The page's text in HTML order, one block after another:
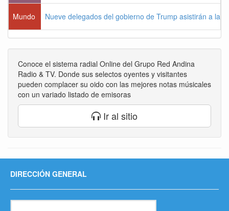
Mundo Nueve delegados del gobierno de Trump asistirán a la
Conoce el sistema radial Online del Grupo Red Andina
Radio & TV. Donde sus selectos oyentes y visitantes
pueden complacer su oido con las mejores notas músicales
con un variado listado de emisoras
Ir al sitio
DIRECCIÓN GENERAL